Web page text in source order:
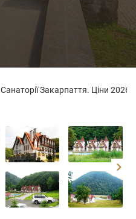
Санаторії Закарпаття. Ціни 2026